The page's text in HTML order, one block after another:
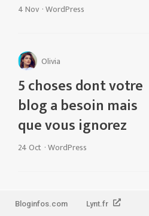
4 Nov ·WordPress
Olivia
5 choses dont votre
blog a besoin mais
que vous ignorez
24 Oct ·WordPress
Bloginfos.com Lynt.fr